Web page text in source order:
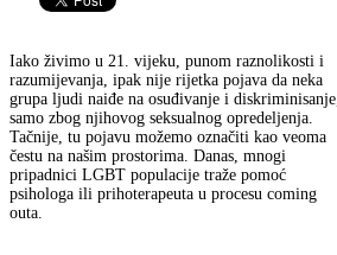
Iako živimo u 21. vijeku, punom raznolikosti i
razumijevanja, ipak nije rijetka pojava da neka
grupa ljudi naiđe na osuđivanje i diskriminisanje,
samo zbog njihovog seksualnog opredeljenja.
Tačnije, tu pojavu možemo označiti kao veoma
čestu na našim prostorima. Danas, mnogi
pripadnici LGBT populacije traže pomoć
psihologa ili prihoterapeuta u procesu coming
outa.